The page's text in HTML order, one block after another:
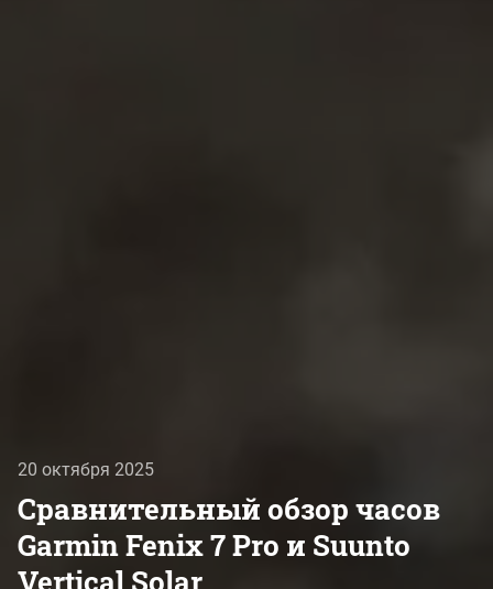
20 октября 2025
Сравнительный обзор часов
Garmin Fenix ​​7 Pro и Suunto
Vertical Solar